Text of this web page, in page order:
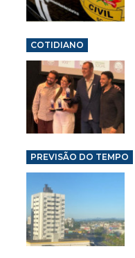
COTIDIANO
PREVISÃO DO TEMPO